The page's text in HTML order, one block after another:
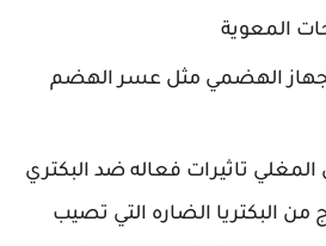
المعوية
الهضمي مثل عسر الهضم
المغلي تاثيرات فعاله ضد البكتري
البكتريا الضاره التي تصيب